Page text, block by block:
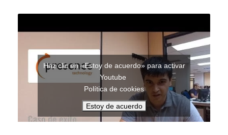
Haz clic en «Estoy de acuerdo» para activar
Youtube
Política de cookies
Estoy de acuerdo